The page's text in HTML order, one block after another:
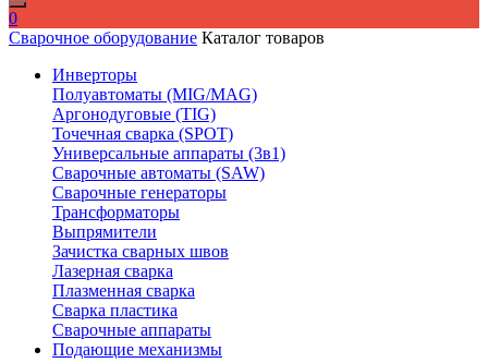
0
Сварочное оборудование Каталог товаров
Инверторы
Полуавтоматы (MIG/MAG)
Аргонодуговые (TIG)
Точечная сварка (SPOT)
Универсальные аппараты (3в1)
Сварочные автоматы (SAW)
Сварочные генераторы
Трансформаторы
Выпрямители
Зачистка сварных швов
Лазерная сварка
Плазменная сварка
Сварка пластика
Сварочные аппараты
Подающие механизмы